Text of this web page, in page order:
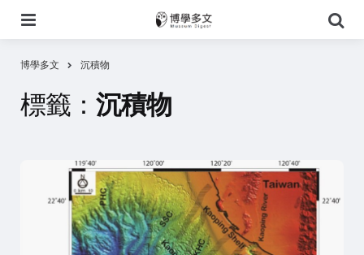
尋
博學多文 沉積物
標籤： 沉積物